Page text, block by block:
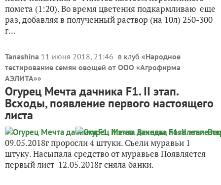
помета (1:20). Во время цветения подкармливаю еще
раз, добавляя в полученный раствор (на 10л) 250-300
г...
Tanashina 11 июня 2018, 21:46 в клуб «Народное
тестирование семян овощей от ООО «Агрофирма
АЭЛИТА»»
Огурец Мечта дачника F1. II этап.
Всходы, появление первого настоящего
листа
09.05.2018г проросли 4 штуки. Съели муравьи 1
штуку. Насыпала средство от муравьев Появляется
первый лист 12.05.2018г сняла банки.